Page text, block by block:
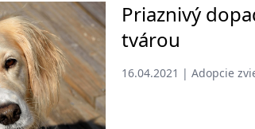
Priaznivý
tvárou
16.04.2021 | Adopcie